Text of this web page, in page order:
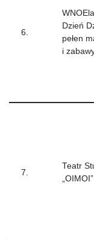
6.
Dzień
pełen
i
7.
Teatr
„OIMOI”